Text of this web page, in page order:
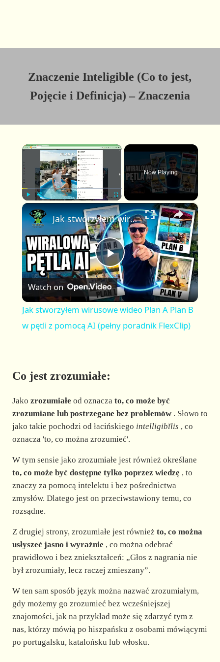
Znaczenie Inteligible (Co to jest,
Pojęcie i Definicja) – Znaczenia
×
y
n
m
t
e
F
u
l
l
s
c
r
e
n
Now Playing
×
P
l
a
i
d
e
o
Jak stworzyłem wirusowe wideo Plan A Plan B w pętli z pomocą AI (pełny poradnik FlexClip)
Watch on
Jak stworzyłem wirusowe wideo Plan A Plan B
w pętli z pomocą AI (pełny poradnik FlexClip)
Co jest zrozumiałe:
Jako zrozumiałe od oznacza to, co może być
zrozumiane lub postrzegane bez problemów. Słowo to
jako takie pochodzi od łacińskiego intelligibĭlis , co
oznacza 'to, co można zrozumieć'.
W tym sensie jako zrozumiałe jest również określane
to, co może być dostępne tylko poprzez wiedzę , to
znaczy za pomocą intelektu i bez pośrednictwa
zmysłów. Dlatego jest on przeciwstawiony temu, co
rozsądne.
Z drugiej strony, zrozumiałe jest również to, co można
usłyszeć jasno i wyraźnie , co można odebrać
prawidłowo i bez zniekształceń: „Głos z nagrania nie
był zrozumiały, lecz raczej zmieszany”.
W ten sam sposób język można nazwać zrozumiałym,
gdy możemy go zrozumieć bez wcześniejszej
znajomości, jak na przykład może się zdarzyć tym z
nas, którzy mówią po hiszpańsku z osobami mówiącymi
po portugalsku, katalońsku lub włosku.